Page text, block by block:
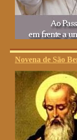
Novena de São